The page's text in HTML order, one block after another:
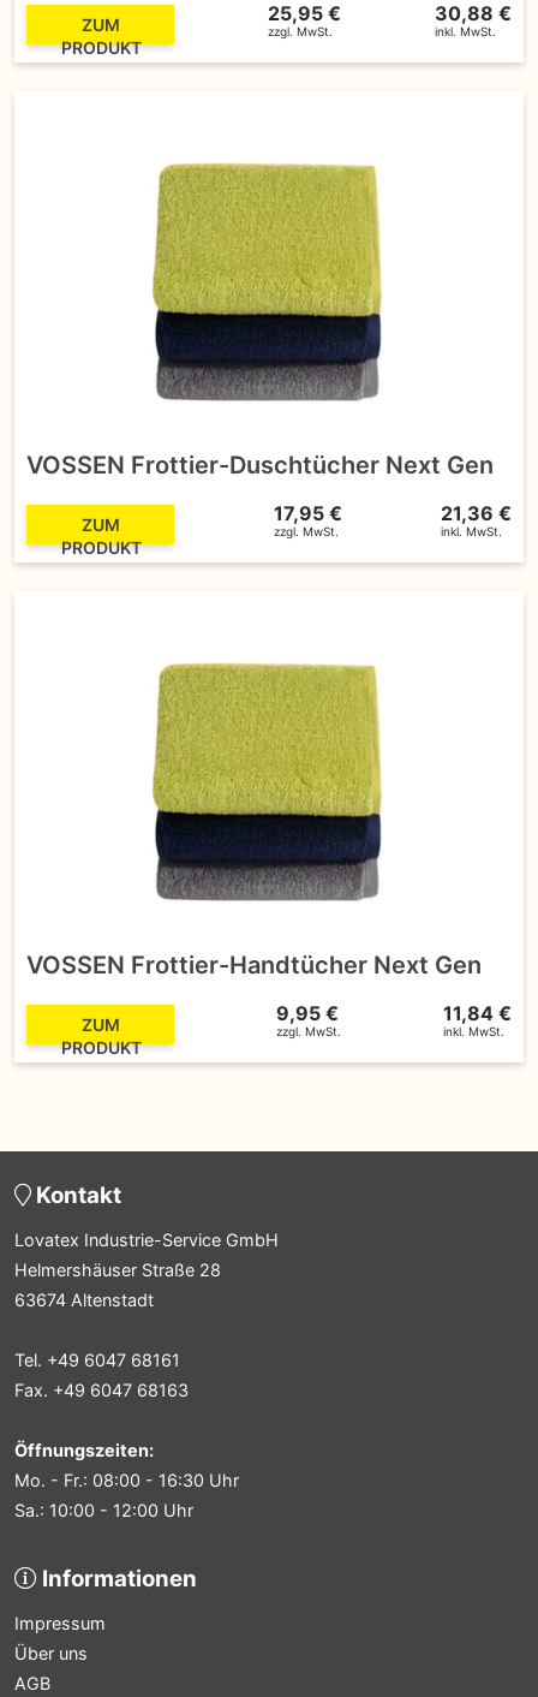
ZUM
PRODUKT
25,95 €
zzgl. MwSt.
30,88 €
inkl. MwSt.
VOSSEN Frottier-Duschtücher Next Gen
ZUM
PRODUKT
17,95 €
zzgl. MwSt.
21,36 €
inkl. MwSt.
VOSSEN Frottier-Handtücher Next Gen
ZUM
PRODUKT
9,95 €
zzgl. MwSt.
11,84 €
inkl. MwSt.
Kontakt
Lovatex Industrie-Service GmbH
Helmershäuser Straße 28
63674 Altenstadt
Tel. +49 6047 68161
Fax. +49 6047 68163
Öffnungszeiten:
Mo. - Fr.: 08:00 - 16:30 Uhr
Sa.: 10:00 - 12:00 Uhr
Informationen
Impressum
Über uns
AGB